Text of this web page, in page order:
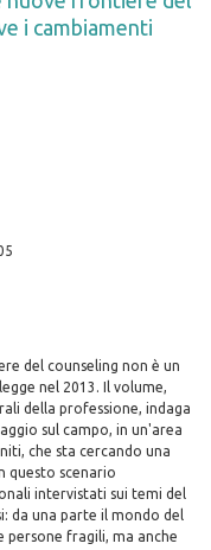
i cambiamenti
del counseling non è un
nel 2013. Il volume,
della professione, indaga
sul campo, in un'area
che sta cercando una
questo scenario
intervistati sui temi del
da una parte il mondo del
fragili, ma anche